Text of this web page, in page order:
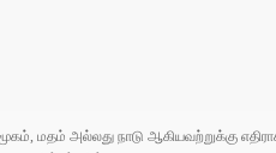
மதம் அல்லது நாடு ஆகியவற்றுக்கு